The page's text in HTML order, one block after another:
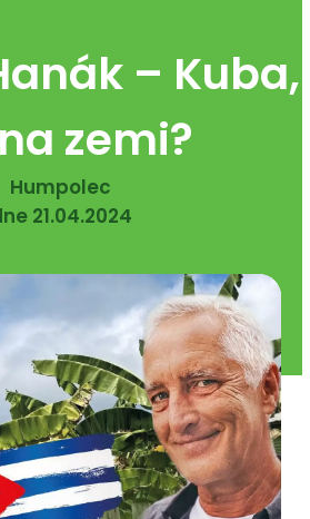
– Kuba,
zemi?
Humpolec
21.04.2024